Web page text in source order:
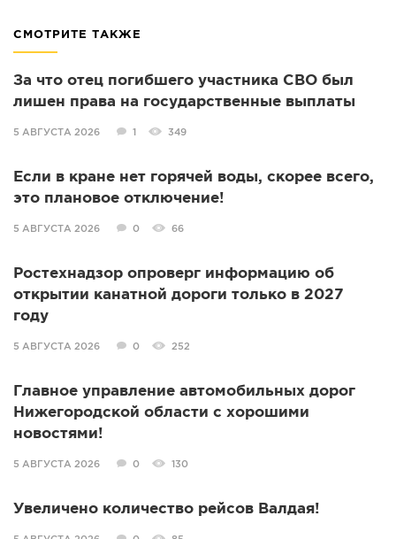
СМОТРИТЕ ТАКЖЕ
За что отец погибшего участника СВО был
лишен права на государственные выплаты
5 АВГУСТА 2026 1 349
Если в кране нет горячей воды, скорее всего,
это плановое отключение!
5 АВГУСТА 2026 0 66
Ростехнадзор опроверг информацию об
открытии канатной дороги только в 2027
году
5 АВГУСТА 2026 0 252
Главное управление автомобильных дорог
Нижегородской области с хорошими
новостями!
5 АВГУСТА 2026 0 130
Увеличено количество рейсов Валдая!